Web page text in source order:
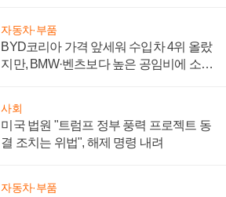
자동차·부품
BYD코리아 가격 앞세워 수입차 4위 올랐
지만, BMW·벤츠보다 높은 공임비에 소비
사회
미국 법원 "트럼프 정부 풍력 프로젝트 동
결 조치는 위법", 해제 명령 내려
자동차·부품